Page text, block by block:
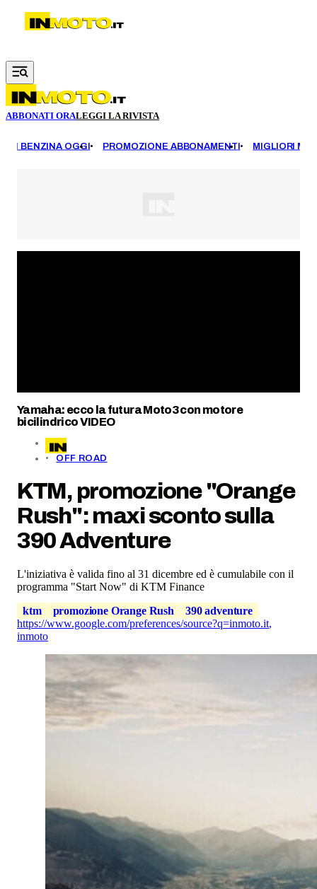
Vai al contenuto principale
ABBONATI ORALEGGI LA RIVISTA
BENZINA OGGI PROMOZIONE ABBONAMENTI MIGLIORI
Yamaha: ecco la futura Moto3 con motore
bicilindrico VIDEO
OFF ROAD
KTM, promozione "Orange
Rush": maxi sconto sulla
390 Adventure
L'iniziativa è valida fino al 31 dicembre ed è cumulabile con il
programma "Start Now" di KTM Finance
ktm
promozione Orange Rush
390 adventure
https://www.google.com/preferences/source?q=inmoto.it,
inmoto